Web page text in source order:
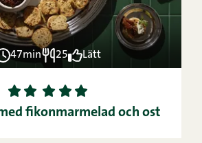
47min 25 Lätt
1 2 3 4
5
fikonmarmelad och ost